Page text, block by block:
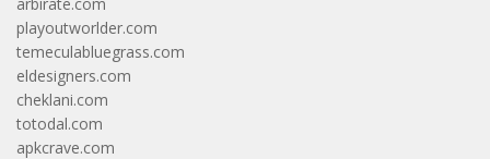
playoutworlder.com
temeculabluegrass.com
eldesigners.com
cheklani.com
totodal.com
apkcrave.com